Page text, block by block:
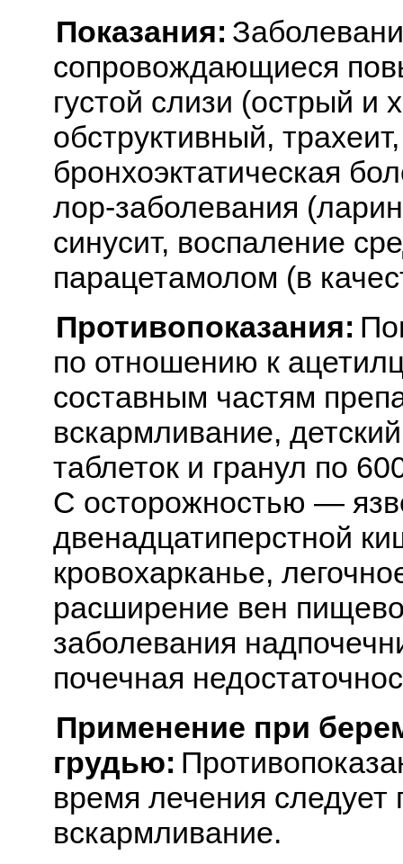
Показания:
сопровождающиеся
густой слизи (острый и
обструктивный,
бронхоэктатическая
лор-заболевания
синусит, воспаление
парацетамолом (в
Противопоказания:
по отношению к
составным частям
вскармливание,
таблеток и гранул по
С осторожностью —
двенадцатиперстной
кровохарканье,
расширение вен
заболевания
почечная
Применение при
грудью:
время лечения следует
вскармливание.